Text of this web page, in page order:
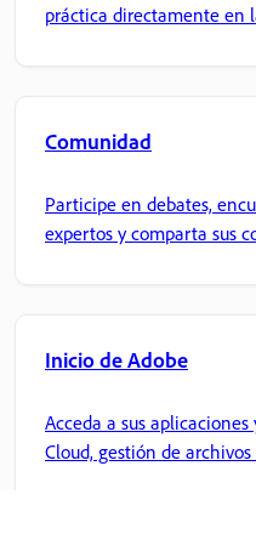
práctica directamente en
Comunidad
Participe en debates,
expertos y comparta sus
Inicio de Adobe
Acceda a sus
Cloud, gestión de